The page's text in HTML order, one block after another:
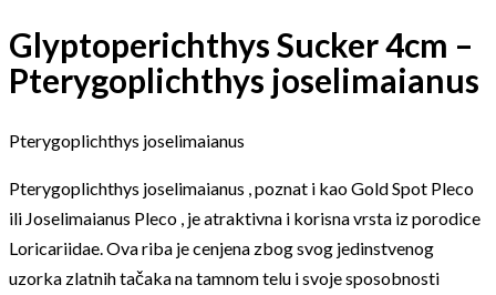
Glyptoperichthys Sucker 4cm –
Pterygoplichthys joselimaianus
Pterygoplichthys joselimaianus
Pterygoplichthys joselimaianus , poznat i kao Gold Spot Pleco
ili Joselimaianus Pleco , je atraktivna i korisna vrsta iz porodice
Loricariidae. Ova riba je cenjena zbog svog jedinstvenog
uzorka zlatnih tačaka na tamnom telu i svoje sposobnosti